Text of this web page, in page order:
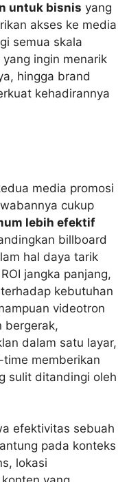
untuk bisnis yang
akses ke media
semua skala
ingin menarik
hingga brand
kehadirannya
media promosi
cukup
lebih efektif
billboard
hal daya tarik
jangka panjang,
kebutuhan
videotron
bergerak,
dalam satu layar,
memberikan
sulit ditandingi oleh
efektivitas sebuah
pada konteks
lokasi